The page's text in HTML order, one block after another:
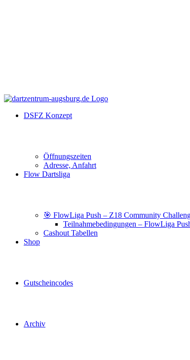
DSFZ Konzept
Öffnungszeiten
Adresse, Anfahrt
Flow Dartsliga
🎯 FlowLiga Push – Z18 Community
Teilnahmebedingungen – FlowLiga
Cashout Tabellen
Shop
Gutscheincodes
Archiv